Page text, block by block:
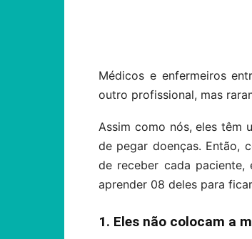
Médicos e enfermeiros
outro profissional, mas
Assim como nós, eles têm
de pegar doenças. Então,
de receber cada
aprender 08 deles para
1. Eles não colocam a